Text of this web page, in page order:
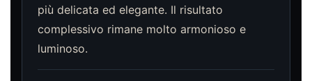
più delicata ed elegante. Il risultato
complessivo rimane molto armonioso e
luminoso.